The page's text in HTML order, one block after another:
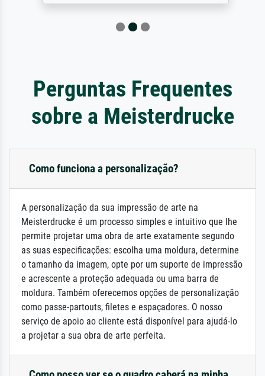
Perguntas Frequentes
sobre a Meisterdrucke
Como funciona a personalização?
A personalização da sua impressão de arte na
Meisterdrucke é um processo simples e intuitivo que lhe
permite projetar uma obra de arte exatamente segundo
as suas especificações: escolha uma moldura, determine
o tamanho da imagem, opte por um suporte de impressão
e acrescente a proteção adequada ou uma barra de
moldura. Também oferecemos opções de personalização
como passe-partouts, filetes e espaçadores. O nosso
serviço de apoio ao cliente está disponível para ajudá-lo
a projetar a sua obra de arte perfeita.